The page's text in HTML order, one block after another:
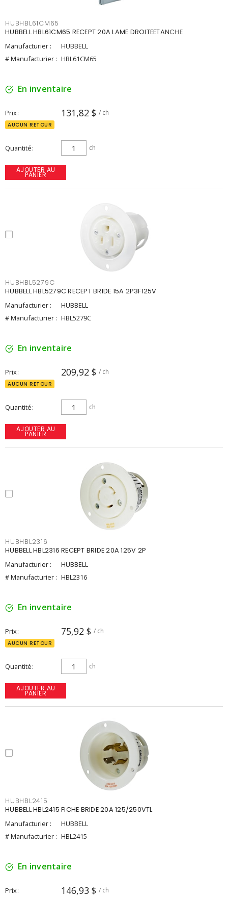
HUBHBL61CM65
HUBBELL HBL61CM65 RECEPT 20A LAME DROITEETANCHE
Manufacturier :
HUBBELL
# Manufacturier : HBL61CM65
En inventaire
Prix 131,82 $ / ch
AUCUN RETOUR
Quantité ch
AJOUTER AU
PANIER
HUBHBL5279C
HUBBELL HBL5279C RECEPT BRIDE 15A 2P3F125V
Manufacturier :
HUBBELL
# Manufacturier : HBL5279C
En inventaire
Prix 209,92 $ / ch
AUCUN RETOUR
Quantité ch
AJOUTER AU
PANIER
HUBHBL2316
HUBBELL HBL2316 RECEPT BRIDE 20A 125V 2P
Manufacturier :
HUBBELL
# Manufacturier : HBL2316
En inventaire
Prix 75,92 $ / ch
AUCUN RETOUR
Quantité ch
AJOUTER AU
PANIER
HUBHBL2415
HUBBELL HBL2415 FICHE BRIDE 20A 125/250VTL
Manufacturier :
HUBBELL
# Manufacturier : HBL2415
En inventaire
Prix 146,93 $ / ch